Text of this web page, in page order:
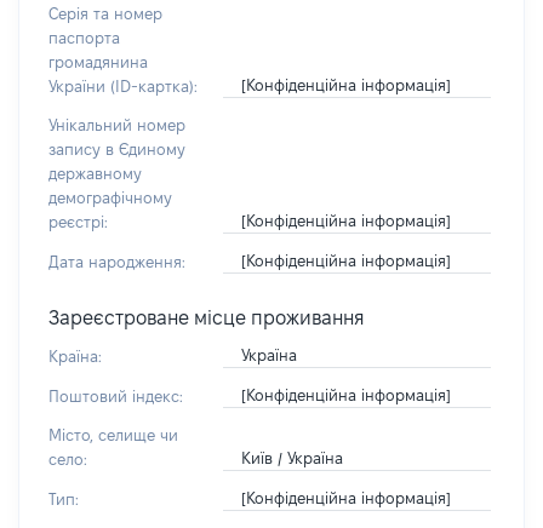
Серія та номер
паспорта
громадянина
України (ID-картка):
[Конфіденційна інформація]
Унікальний номер
запису в Єдиному
державному
демографічному
реєстрі:
[Конфіденційна інформація]
Дата народження: [Конфіденційна інформація]
Зареєстроване місце проживання
Країна: Україна
Поштовий індекс: [Конфіденційна інформація]
Місто, селище чи
село:
Київ / Україна
Тип: [Конфіденційна інформація]